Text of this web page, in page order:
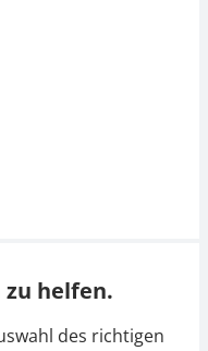
helfen.
des richtigen